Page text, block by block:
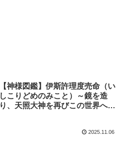
【神様図鑑】伊斯許理度売命（い
しこりどめのみこと）～鏡を造
り、天照大神を再びこの世界へ導
2025.11.06